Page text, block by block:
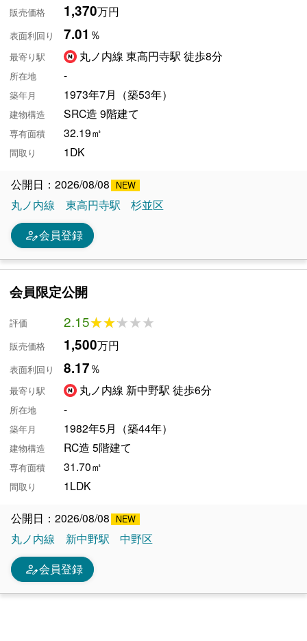
販売価格 1,370万円
表面利回り 7.01 ％
最寄り駅 丸ノ内線 東高円寺駅 徒歩8分
所在地 -
築年月 1973年7月（築53年）
建物構造 SRC造 9階建て
専有面積 32.19㎡
間取り 1DK
公開日：2026/08/08
丸ノ内線
東高円寺駅 杉並区
person_edit会員登録
会員限定公開
評価 2.15★★★★★
★★★★★
販売価格 1,500万円
表面利回り 8.17％
最寄り駅 丸ノ内線 新中野駅 徒歩6分
所在地 -
築年月 1982年5月（築44年）
建物構造 RC造 5階建て
専有面積 31.70㎡
間取り 1LDK
公開日：2026/08/08
丸ノ内線
新中野駅 中野区
person_edit会員登録